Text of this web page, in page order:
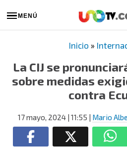
MENÚ
Inicio »
La CIJ se
sobre medidas
contra
17 mayo, 2024 | 11:55 | Mario